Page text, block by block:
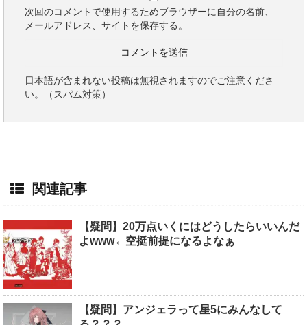
次回のコメントで使用するためブラウザーに自分の名前、
メールアドレス、サイトを保存する。
日本語が含まれない投稿は無視されますのでご注意くださ
い。（スパム対策）
関連記事
【疑問】20万点いくにはどうしたらいいんだ
よwww←空挺前提になるよなぁ
【疑問】アンジェラって星5にみんなして